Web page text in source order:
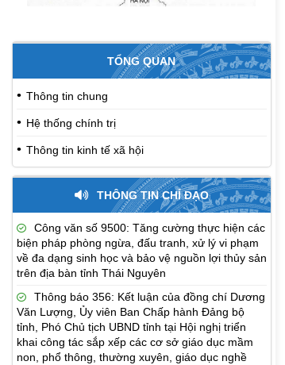
TỔNG QUAN
Thông tin chung
Hệ thống chính trị
Thông tin kinh tế xã hội
THÔNG TIN CHỈ ĐẠO
Công văn số 9500: Tăng cường thực hiện các
biện pháp phòng ngừa, đấu tranh, xử lý vi phạm
về đa dạng sinh học và bảo vệ nguồn lợi thủy sản
trên địa bàn tỉnh Thái Nguyên
Thông báo 356: Kết luận của đồng chí Dương
Văn Lượng, Ủy viên Ban Chấp hành Đảng bộ
tỉnh, Phó Chủ tịch UBND tỉnh tại Hội nghị triển
khai công tác sắp xếp các cơ sở giáo dục mầm
non, phổ thông, thường xuyên, giáo dục nghề